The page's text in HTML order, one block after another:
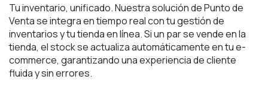
Tu inventario, unificado. Nuestra solución de Punto de
Venta se integra en tiempo real con tu gestión de
inventarios y tu tienda en línea. Si un par se vende en la
tienda, el stock se actualiza automáticamente en tu e-
commerce, garantizando una experiencia de cliente
fluida y sin errores.